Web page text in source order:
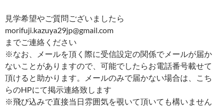
見学希望やご質問ございましたら
morifuji.kazuya29jp@gmail.com
までご連絡ください
※なお、メールを頂く際に受信設定の関係でメールが届か
ないことがありますので、可能でしたらお電話番号載せて
頂けると助かります。メールのみで届かない場合は、こち
らのHPにて掲示連絡致します
※飛び込みで直接当日雰囲気を覗いて頂いても構いません